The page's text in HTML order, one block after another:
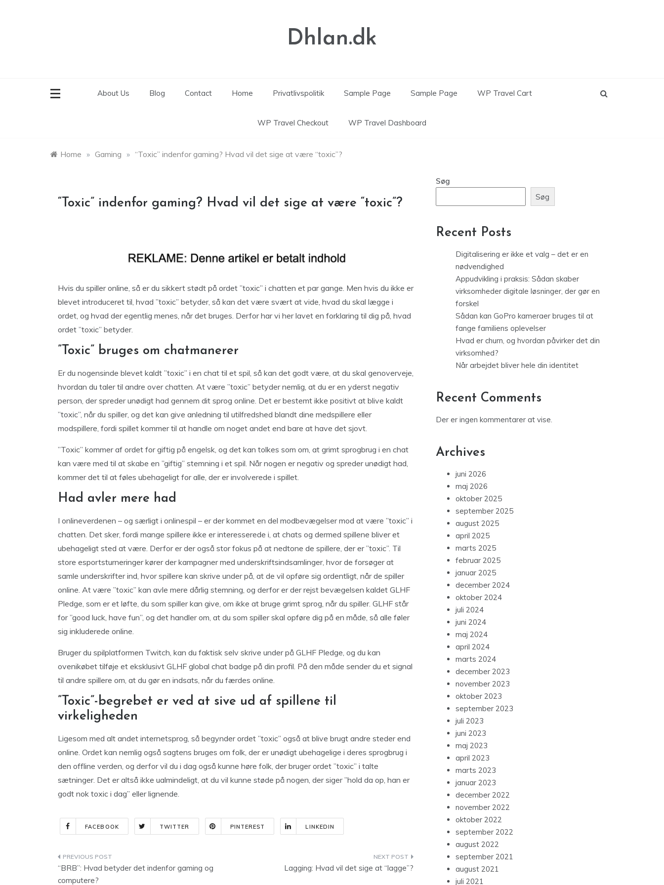
Dhlan.dk
About Us Blog Contact Home Privatlivspolitik Sample Page Sample Page WP Travel Cart
WP Travel Checkout WP Travel Dashboard
Home » Gaming » “Toxic” indenfor gaming? Hvad vil det sige at være “toxic”?
“Toxic” indenfor gaming? Hvad vil det sige at være “toxic”?
Hvis du spiller online, så er du sikkert stødt på ordet ”toxic” i chatten et par gange. Men hvis du ikke er
blevet introduceret til, hvad ”toxic” betyder, så kan det være svært at vide, hvad du skal lægge i
ordet, og hvad der egentlig menes, når det bruges. Derfor har vi her lavet en forklaring til dig på, hvad
ordet ”toxic” betyder.
”Toxic” bruges om chatmanerer
Er du nogensinde blevet kaldt ”toxic” i en chat til et spil, så kan det godt være, at du skal genoverveje,
hvordan du taler til andre over chatten. At være ”toxic” betyder nemlig, at du er en yderst negativ
person, der spreder unødigt had gennem dit sprog online. Det er bestemt ikke positivt at blive kaldt
”toxic”, når du spiller, og det kan give anledning til utilfredshed blandt dine medspillere eller
modspillere, fordi spillet kommer til at handle om noget andet end bare at have det sjovt.
”Toxic” kommer af ordet for giftig på engelsk, og det kan tolkes som om, at grimt sprogbrug i en chat
kan være med til at skabe en ”giftig” stemning i et spil. Når nogen er negativ og spreder unødigt had,
kommer det til at føles ubehageligt for alle, der er involverede i spillet.
Had avler mere had
I onlineverdenen – og særligt i onlinespil – er der kommet en del modbevægelser mod at være ”toxic” i
chatten. Det sker, fordi mange spillere ikke er interesserede i, at chats og dermed spillene bliver et
ubehageligt sted at være. Derfor er der også stor fokus på at nedtone de spillere, der er ”toxic”. Til
store esportsturneringer kører der kampagner med underskriftsindsamlinger, hvor de forsøger at
samle underskrifter ind, hvor spillere kan skrive under på, at de vil opføre sig ordentligt, når de spiller
online. At være ”toxic” kan avle mere dårlig stemning, og derfor er der rejst bevægelsen kaldet GLHF
Pledge, som er et løfte, du som spiller kan give, om ikke at bruge grimt sprog, når du spiller. GLHF står
for ”good luck, have fun”, og det handler om, at du som spiller skal opføre dig på en måde, så alle føler
sig inkluderede online.
Bruger du spilplatformen Twitch, kan du faktisk selv skrive under på GLHF Pledge, og du kan
ovenikøbet tilføje et eksklusivt GLHF global chat badge på din profil. På den måde sender du et signal
til andre spillere om, at du gør en indsats, når du færdes online.
”Toxic”-begrebet er ved at sive ud af spillene til
virkeligheden
Ligesom med alt andet internetsprog, så begynder ordet ”toxic” også at blive brugt andre steder end
online. Ordet kan nemlig også sagtens bruges om folk, der er unødigt ubehagelige i deres sprogbrug i
den offline verden, og derfor vil du i dag også kunne høre folk, der bruger ordet ”toxic” i talte
sætninger. Det er altså ikke ualmindeligt, at du vil kunne støde på nogen, der siger ”hold da op, han er
godt nok toxic i dag” eller lignende.
FACEBOOK TWITTER PINTEREST LINKEDIN
Indlægsnavigation
“BRB”: Hvad betyder det indenfor gaming og
computere?
Lagging: Hvad vil det sige at “lagge”?
Søg
Søg
Recent Posts
Digitalisering er ikke et valg – det er en
nødvendighed
Appudvikling i praksis: Sådan skaber
virksomheder digitale løsninger, der gør en
forskel
Sådan kan GoPro kameraer bruges til at
fange familiens oplevelser
Hvad er churn, og hvordan påvirker det din
virksomhed?
Når arbejdet bliver hele din identitet
Recent Comments
Der er ingen kommentarer at vise.
Archives
juni 2026
maj 2026
oktober 2025
september 2025
august 2025
april 2025
marts 2025
februar 2025
januar 2025
december 2024
oktober 2024
juli 2024
juni 2024
maj 2024
april 2024
marts 2024
december 2023
november 2023
oktober 2023
september 2023
juli 2023
juni 2023
maj 2023
april 2023
marts 2023
januar 2023
december 2022
november 2022
oktober 2022
september 2022
august 2022
september 2021
august 2021
juli 2021